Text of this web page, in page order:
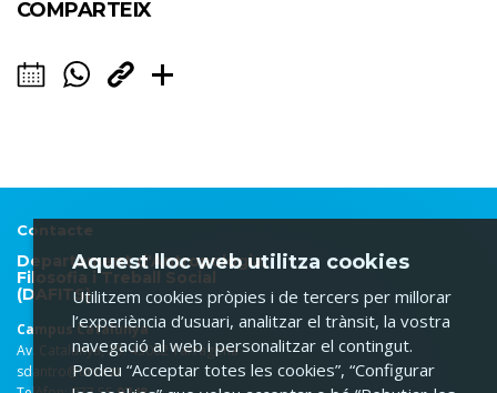
COMPARTEIX
Contacte
Departament d'Antropologia,
Filosofia i Treball Social
(DAFITS)
Campus Catalunya
Av. Catalunya, 35. 43002 Tarragona
sdantro@urv.cat
Aquest lloc web utilitza cookies
Utilitzem cookies pròpies i de tercers per millorar
l’experiència d’usuari, analitzar el trànsit, la vostra
navegació al web i personalitzar el contingut.
Podeu “Acceptar totes les cookies”, “Configurar